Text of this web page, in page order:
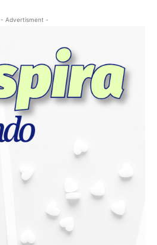
- Advertisment -